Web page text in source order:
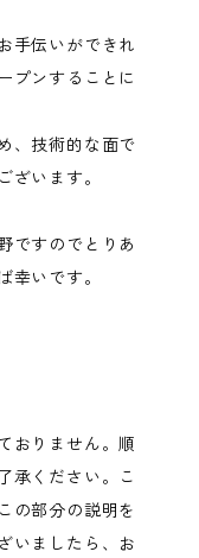
手伝いができれ
プンすることに
、技術的な面で
ざいます。
ですのでとりあ
幸いです。
おりません。順
承ください。こ
の部分の説明を
いましたら、お